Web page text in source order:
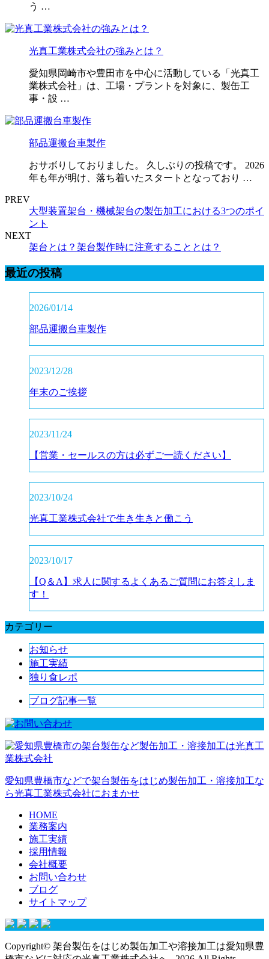
う …
光真工業株式会社の強みとは？
愛知県岡崎市や豊田市を中心に活動している「光真工
業株式会社」は、工場・プラントを対象に、製缶工
事・設 …
部品運搬台車製作
おサボりしておりました。 久しぶりの投稿です。 2026
年も年が明け、落ち着いたスタートとなっており …
PREV
大型装置架台・機械架台の製缶加工における3つのポイ
ント
NEXT
架台とは？架台製作時に注意することとは？
最近の投稿
2026/01/14
部品運搬台車製作
2023/12/28
年末のご挨拶
2023/11/24
【営業・セールスの方は必ずご一読ください】
2023/10/24
光真工業株式会社で生き生きと働こう
2023/10/17
【Q＆A】求人に関するよくあるご質問にお答えしま
す！
カテゴリー
お知らせ
施工実績
独り食レポ
ブログ記事一覧
愛知県豊橋市などで架台製缶をはじめ製缶加工・溶接加工な
ら光真工業株式会社におまかせ
HOME
業務案内
施工実績
採用情報
会社概要
お問い合わせ
ブログ
サイトマップ
Copyright© 架台製缶をはじめ製缶加工や溶接加工は愛知県豊